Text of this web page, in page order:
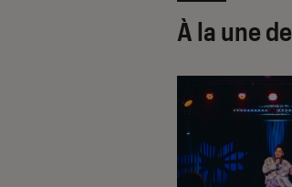
À la une de